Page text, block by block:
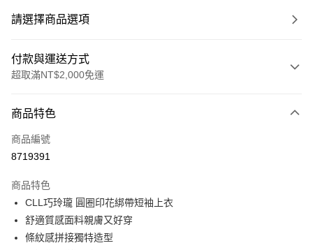
請選擇商品選項
付款與運送方式
超取滿NT$2,000免運
信用卡一次付款
信用卡分期付款
合作金庫商業銀行
華南商業銀行
彰化商業銀行
上海商業儲蓄銀行
國泰世華商業銀行
超商取貨付款
LINE Pay
商品特色
商品編號
8719391
商品特色
CLL巧玲瓏 圓圈印花綁帶短袖上衣
舒適質感面料親膚又好穿
條紋感拼接獨特造型